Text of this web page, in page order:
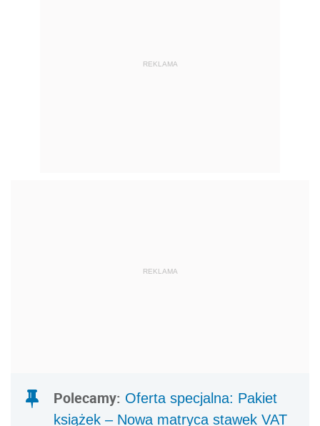
REKLAMA
REKLAMA
Polecamy: Oferta specjalna: Pakiet
książek – Nowa matryca stawek VAT